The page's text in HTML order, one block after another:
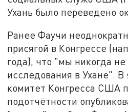
Ухань было переведено
Ранее Фаучи
присягой в Конгрессе
года), что "мы никогда
исследования в Ухане". В
комитет Конгресса США
подотчётности